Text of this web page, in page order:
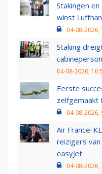
Stakingen
winst
04-08-2026,
Staking
04-08-2026,
Eerste
zelfgemaakt
04-08-2026,
Air France-
reizigers van
easyJet
04-08-2026,